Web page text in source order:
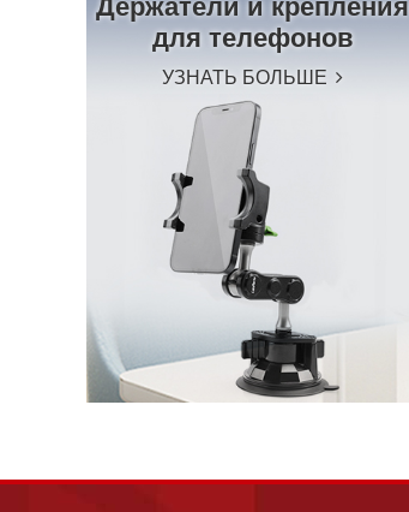
Держатели и крепления
для телефонов
УЗНАТЬ БОЛЬШЕ